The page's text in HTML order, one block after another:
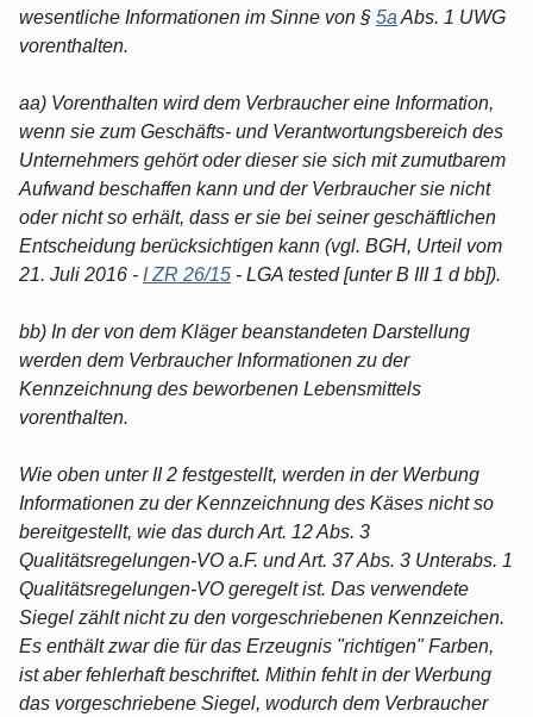
wesentliche Informationen im Sinne von § 5a Abs. 1 UWG
vorenthalten.
aa) Vorenthalten wird dem Verbraucher eine Information,
wenn sie zum Geschäfts- und Verantwortungsbereich des
Unternehmers gehört oder dieser sie sich mit zumutbarem
Aufwand beschaffen kann und der Verbraucher sie nicht
oder nicht so erhält, dass er sie bei seiner geschäftlichen
Entscheidung berücksichtigen kann (vgl. BGH, Urteil vom
21. Juli 2016 - I ZR 26/15 - LGA tested [unter B III 1 d bb]).
bb) In der von dem Kläger beanstandeten Darstellung
werden dem Verbraucher Informationen zu der
Kennzeichnung des beworbenen Lebensmittels
vorenthalten.
Wie oben unter II 2 festgestellt, werden in der Werbung
Informationen zu der Kennzeichnung des Käses nicht so
bereitgestellt, wie das durch Art. 12 Abs. 3
Qualitätsregelungen-VO a.F. und Art. 37 Abs. 3 Unterabs. 1
Qualitätsregelungen-VO geregelt ist. Das verwendete
Siegel zählt nicht zu den vorgeschriebenen Kennzeichen.
Es enthält zwar die für das Erzeugnis "richtigen" Farben,
ist aber fehlerhaft beschriftet. Mithin fehlt in der Werbung
das vorgeschriebene Siegel, wodurch dem Verbraucher